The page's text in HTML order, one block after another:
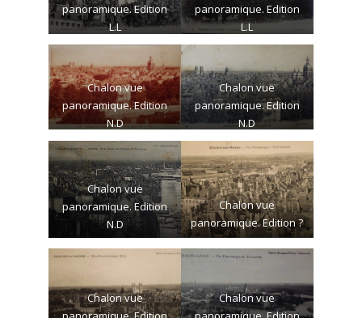
panoramique. Edition
L.L
panoramique. Edition
L.L
Chalon vue
panoramique. Edition
N.D
Chalon vue
panoramique. Edition
N.D
Chalon vue
panoramique. Edition
N.D
Chalon vue
panoramique. Edition ?
Chalon vue
Chalon vue